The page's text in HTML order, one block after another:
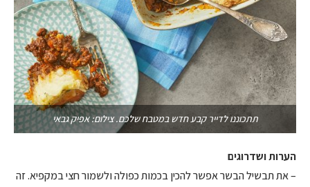
תתכוננו לדייר קבע חדש במטבח שלכם. צילום: אפיק גבאי
הערות ושדרוגים
– את תבשיל הבשר אפשר להכין בכמות כפולה ולשמור חצי במקפיא. זה